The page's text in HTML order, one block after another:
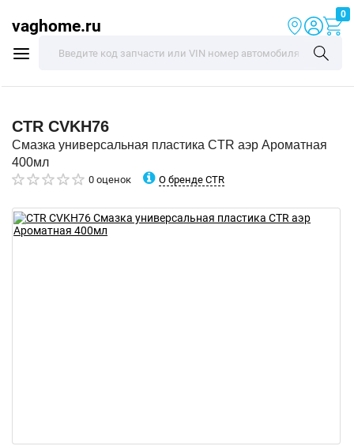
vaghome.ru
0
CTR CVKH76
Смазка универсальная пластика CTR аэр Ароматная
400мл
0 оценок О бренде CTR